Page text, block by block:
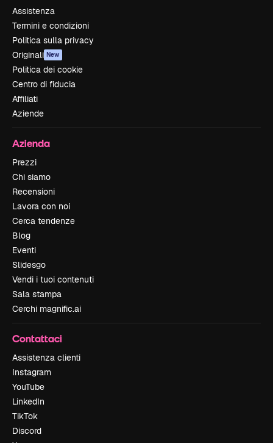
Assistenza
Termini e condizioni
Politica sulla privacy
Originali New
Politica dei cookie
Centro di fiducia
Affiliati
Aziende
Azienda
Prezzi
Chi siamo
Recensioni
Lavora con noi
Cerca tendenze
Blog
Eventi
Slidesgo
Vendi i tuoi contenuti
Sala stampa
Cerchi magnific.ai
Contattaci
Assistenza clienti
Instagram
YouTube
LinkedIn
TikTok
Discord